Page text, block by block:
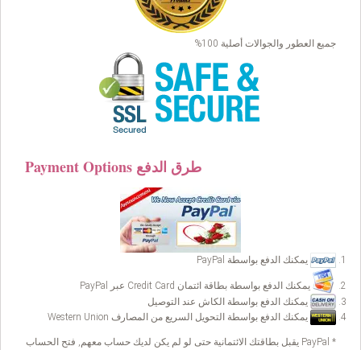
جميع العطور والجوالات أصلية 100%
Payment Options طرق الدفع
يمكنك الدفع بواسطة PayPal
يمكنك الدفع بواسطة بطاقة ائتمان Credit Card عبر PayPal
يمكنك الدفع بواسطة الكاش عند التوصيل
يمكنك الدفع بواسطة التحويل السريع من المصارف Western Union
* PayPal يقبل بطاقتك الائتمانية حتى لو لم يكن لديك حساب معهم, فتح الحساب